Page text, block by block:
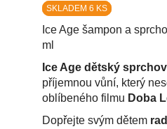
SKLADEM 6 KS
Ice Age šampon a
ml
Ice Age dětský
příjemnou vůní, který
oblíbeného filmu Doba
Dopřejte svým dětem